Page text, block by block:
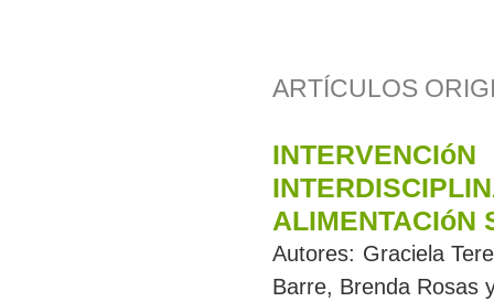
ARTÍCULOS
ALIMENTACIóN
Autores: Graciela
Barre, Brenda Rosas